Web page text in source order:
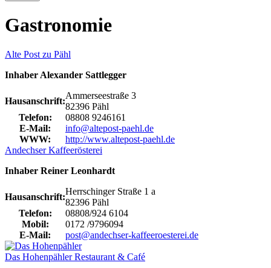
Gastronomie
Alte Post zu Pähl
Inhaber Alexander Sattlegger
Hausanschrift:
Ammerseestraße 3
82396 Pähl
Telefon:
08808 9246161
E-Mail:
info@altepost-paehl.de
WWW:
http://www.altepost-paehl.de
Andechser Kaffeerösterei
Inhaber Reiner Leonhardt
Hausanschrift:
Herrschinger Straße 1 a
82396 Pähl
Telefon:
08808/924 6104
Mobil:
0172 /9796094
E-Mail:
post@andechser-kaffeeroesterei.de
Das Hohenpähler Restaurant & Café